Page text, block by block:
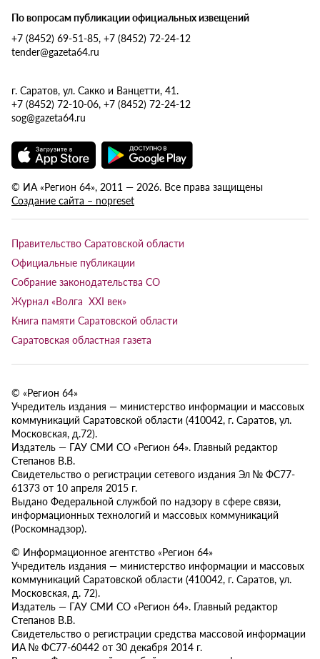
По вопросам публикации официальных извещений
+7 (8452) 69-51-85, +7 (8452) 72-24-12
tender@gazeta64.ru
г. Саратов, ул. Сакко и Ванцетти, 41.
+7 (8452) 72-10-06, +7 (8452) 72-24-12
sog@gazeta64.ru
© ИА «Регион 64», 2011 — 2026. Все права защищены
Создание сайта – nopreset
Правительство Саратовской области
Официальные публикации
Собрание законодательства СО
Журнал «Волга XXI век»
Книга памяти Саратовской области
Саратовская областная газета
© «Регион 64»
Учредитель издания — министерство информации и массовых
коммуникаций Саратовской области (410042, г. Саратов, ул.
Московская, д.72).
Издатель — ГАУ СМИ СО «Регион 64». Главный редактор
Степанов В.В.
Свидетельство о регистрации сетевого издания Эл № ФС77-
61373 от 10 апреля 2015 г.
Выдано Федеральной службой по надзору в сфере связи,
информационных технологий и массовых коммуникаций
(Роскомнадзор).
© Информационное агентство «Регион 64»
Учредитель издания — министерство информации и массовых
коммуникаций Саратовской области (410042, г. Саратов, ул.
Московская, д. 72).
Издатель — ГАУ СМИ СО «Регион 64». Главный редактор
Степанов В.В.
Свидетельство о регистрации средства массовой информации
ИА № ФС77-60442 от 30 декабря 2014 г.